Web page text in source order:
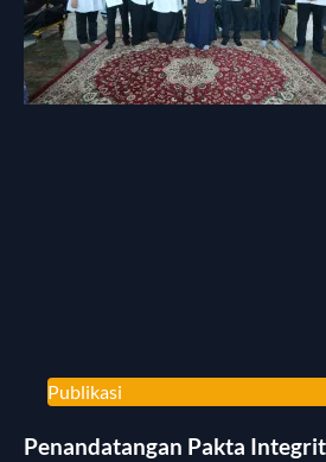
Publikasi
Penandatangan Pakta